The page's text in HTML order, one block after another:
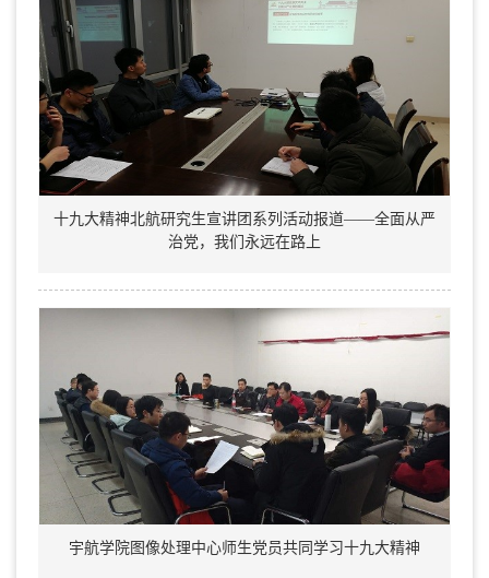
十九大精神北航研究生宣讲团系列活动报道——全面从严
治党，我们永远在路上
宇航学院图像处理中心师生党员共同学习十九大精神